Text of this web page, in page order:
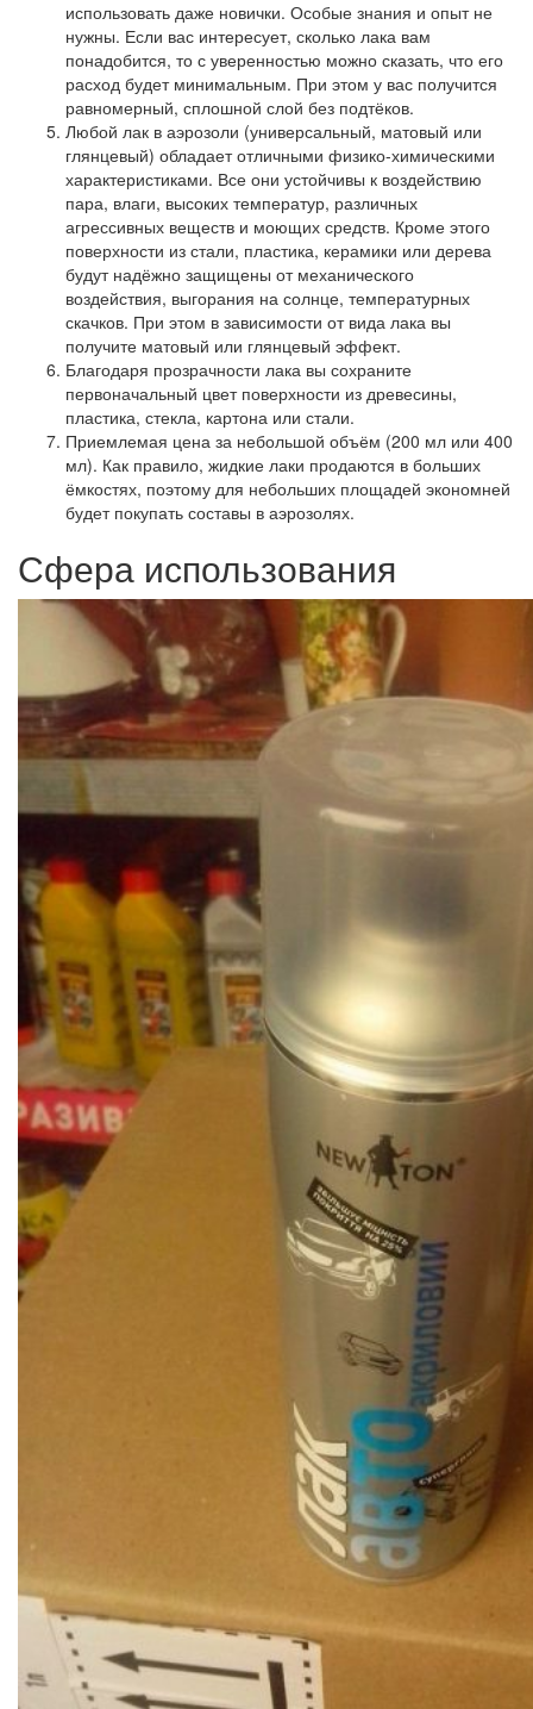
использовать даже новички. Особые знания и опыт не
нужны. Если вас интересует, сколько лака вам
понадобится, то с уверенностью можно сказать, что его
расход будет минимальным. При этом у вас получится
равномерный, сплошной слой без подтёков.
Любой лак в аэрозоли (универсальный, матовый или
глянцевый) обладает отличными физико-химическими
характеристиками. Все они устойчивы к воздействию
пара, влаги, высоких температур, различных
агрессивных веществ и моющих средств. Кроме этого
поверхности из стали, пластика, керамики или дерева
будут надёжно защищены от механического
воздействия, выгорания на солнце, температурных
скачков. При этом в зависимости от вида лака вы
получите матовый или глянцевый эффект.
Благодаря прозрачности лака вы сохраните
первоначальный цвет поверхности из древесины,
пластика, стекла, картона или стали.
Приемлемая цена за небольшой объём (200 мл или 400
мл). Как правило, жидкие лаки продаются в больших
ёмкостях, поэтому для небольших площадей экономней
будет покупать составы в аэрозолях.
Сфера использования